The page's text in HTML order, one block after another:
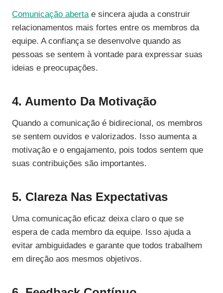
Comunicação abertae sincera ajuda a construir
relacionamentos mais fortes entre os membros da
equipe. A confiança se desenvolve quando as
pessoas se sentem à vontade para expressar suas
ideias e preocupações.
4. Aumento Da Motivação
Quando a comunicação é bidirecional, os membros
se sentem ouvidos e valorizados. Isso aumenta a
motivação e o engajamento, pois todos sentem que
suas contribuições são importantes.
5. Clareza Nas Expectativas
Uma comunicação eficaz deixa claro o que se
espera de cada membro da equipe. Isso ajuda a
evitar ambiguidades e garante que todos trabalhem
em direção aos mesmos objetivos.